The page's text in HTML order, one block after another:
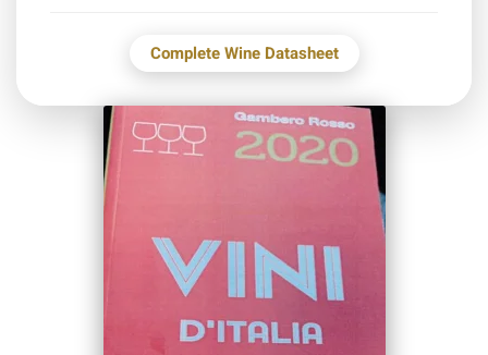
Complete Wine Datasheet